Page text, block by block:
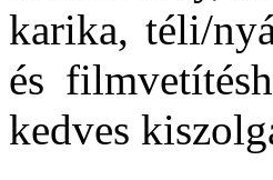
karika, téli/
és
kedves